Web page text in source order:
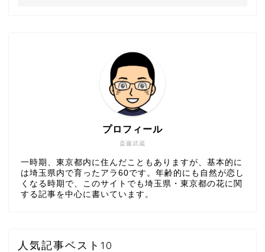
斎藤武蔵
プロフィール
一時期、東京都内に住んだこともありますが、基本的に
は埼玉県内で育ったアラ60です。年齢的にも自然が恋し
くなる時期で、このサイトでも埼玉県・東京都の花に関
する記事を中心に書いています。
人気記事ベスト10